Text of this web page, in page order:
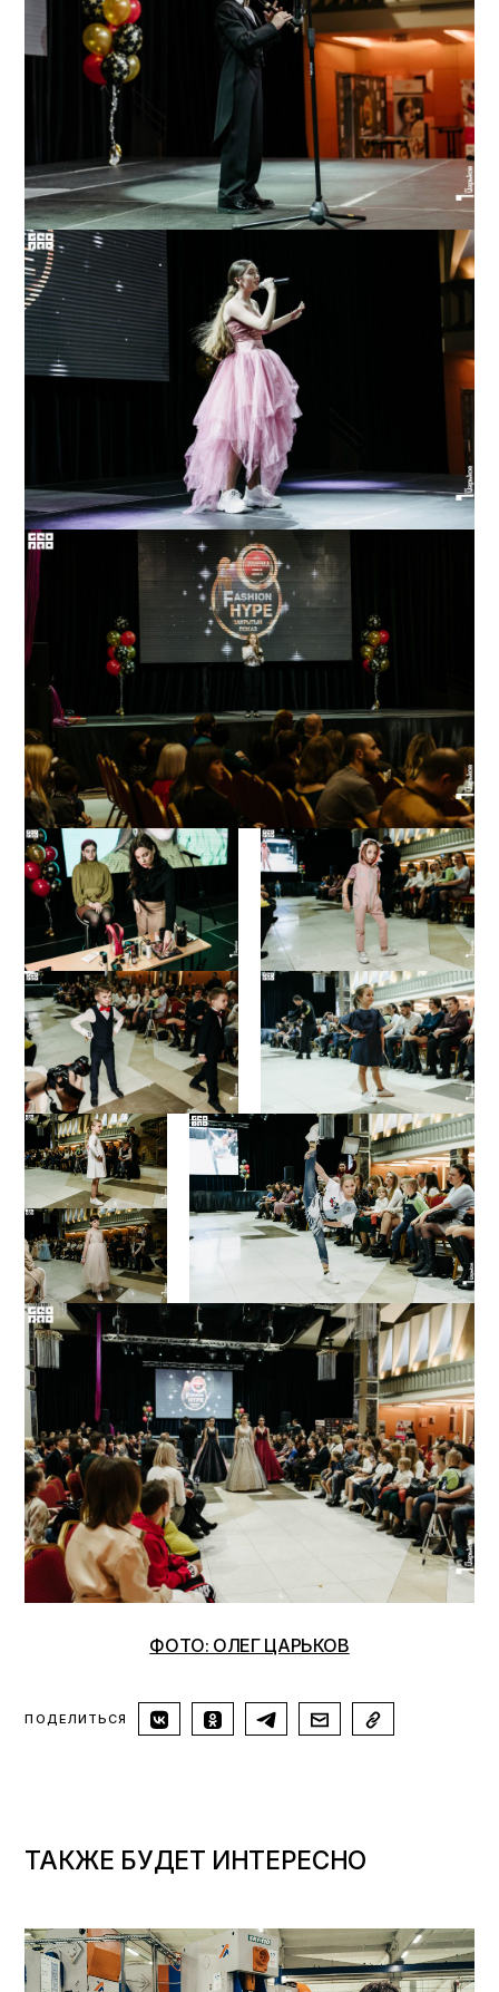
ФОТО: ОЛЕГ ЦАРЬКОВ
ПОДЕЛИТЬСЯ
ТАКЖЕ БУДЕТ ИНТЕРЕСНО